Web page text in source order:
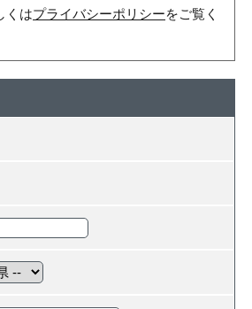
くはプライバシーポリシーをご覧く